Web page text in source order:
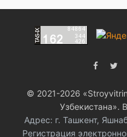
© 2021-2026
Узбекистана».
Адрес: г. Ташкент,
Регистрация